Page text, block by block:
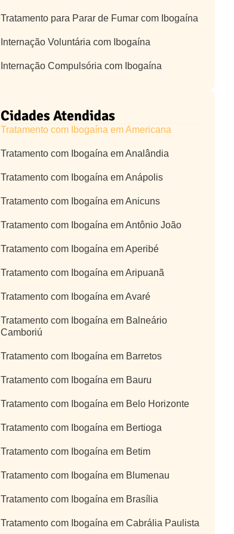
Tratamento para Parar de Fumar com Ibogaína
Internação Voluntária com Ibogaína
Internação Compulsória com Ibogaína
Cidades Atendidas
Tratamento com Ibogaína em Americana
Tratamento com Ibogaína em Analândia
Tratamento com Ibogaína em Anápolis
Tratamento com Ibogaína em Anicuns
Tratamento com Ibogaína em Antônio João
Tratamento com Ibogaína em Aperibé
Tratamento com Ibogaína em Aripuanã
Tratamento com Ibogaína em Avaré
Tratamento com Ibogaína em Balneário
Camboriú
Tratamento com Ibogaína em Barretos
Tratamento com Ibogaína em Bauru
Tratamento com Ibogaína em Belo Horizonte
Tratamento com Ibogaína em Bertioga
Tratamento com Ibogaína em Betim
Tratamento com Ibogaína em Blumenau
Tratamento com Ibogaína em Brasília
Tratamento com Ibogaína em Cabrália Paulista